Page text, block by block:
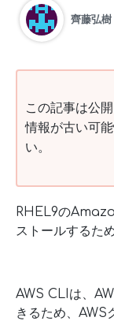
齊藤弘樹
この記事は公
情報が古い可
い。
RHEL9の
ストールするた
AWS CLIは、
きるため、AWS